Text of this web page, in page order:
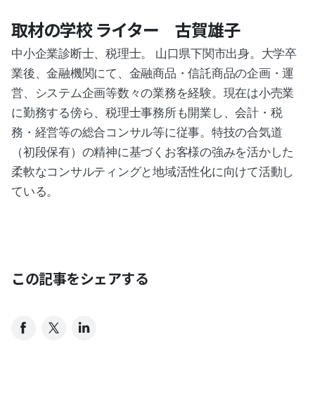
取材の学校 ライター 古賀雄子
中小企業診断士、税理士。 山口県下関市出身。大学卒
業後、金融機関にて、金融商品・信託商品の企画・運
営、システム企画等数々の業務を経験。現在は小売業
に勤務する傍ら、税理士事務所も開業し、会計・税
務・経営等の総合コンサル等に従事。特技の合気道
（初段保有）の精神に基づくお客様の強みを活かした
柔軟なコンサルティングと地域活性化に向けて活動し
ている。
この記事をシェアする